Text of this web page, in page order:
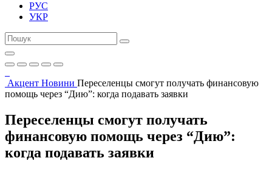
РУС
УКР
Акцент Новини Переселенцы смогут получать финансовую
помощь через “Дию”: когда подавать заявки
Переселенцы смогут получать
финансовую помощь через “Дию”:
когда подавать заявки